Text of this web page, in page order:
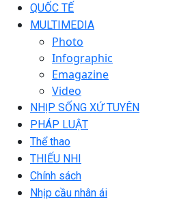
QUỐC TẾ
MULTIMEDIA
Photo
Infographic
Emagazine
Video
NHỊP SỐNG XỨ TUYÊN
PHÁP LUẬT
Thể thao
THIẾU NHI
Chính sách
Nhịp cầu nhân ái